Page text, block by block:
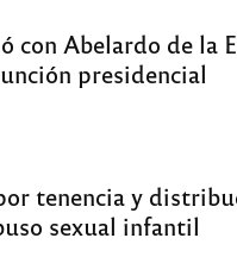
con Abelardo de la
presidencial
tenencia y
sexual infantil